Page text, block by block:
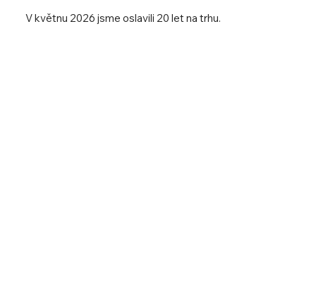
V květnu 2026 jsme oslavili 20 let na trhu.